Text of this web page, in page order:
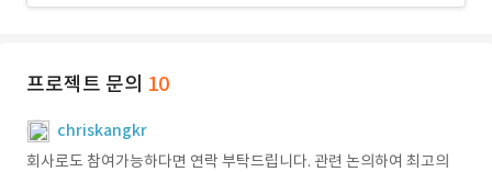
프로젝트 문의 10
chriskangkr
회사로도 참여가능하다면 연락 부탁드립니다. 관련 논의하여 최고의